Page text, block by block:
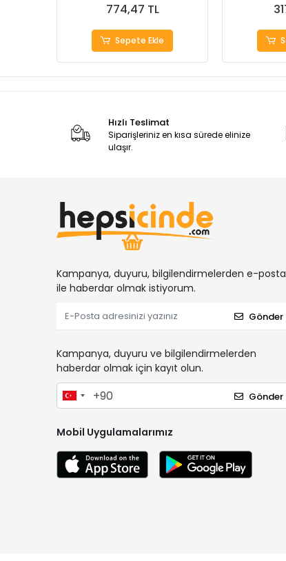
774,47 TL
Sepete Ekle
Hızlı Teslimat
Siparişleriniz en kısa sürede elinize
ulaşır.
Kampanya, duyuru, bilgilendirmelerden e-posta
ile haberdar olmak istiyorum.
Gönder
Kampanya, duyuru ve bilgilendirmelerden
haberdar olmak için kayıt olun.
Gönder
Mobil Uygulamalarımız